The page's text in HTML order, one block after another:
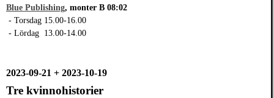
Blue Publishing, monter B 08:02
- Torsdag 15.00-16.00
- Lördag 13.00-14.00
2023-09-21 + 2023-10-19
Tre kvinnohistorier